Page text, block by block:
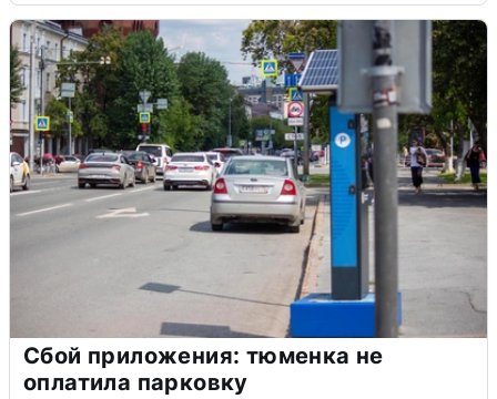
Сбой приложения: тюменка не
оплатила парковку